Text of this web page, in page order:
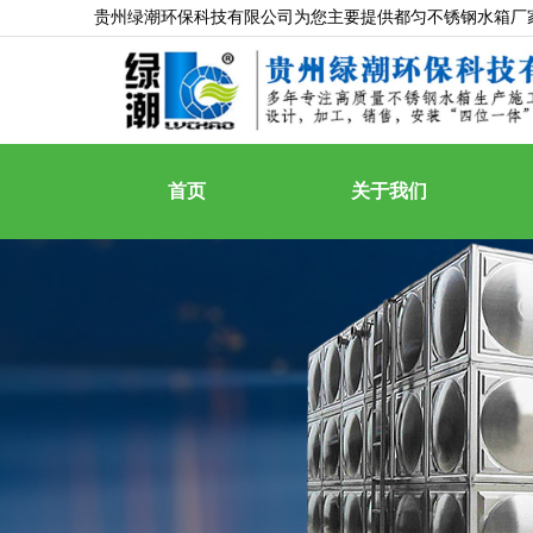
贵州绿潮环保科技有限公司为您主要提供都匀不锈钢水箱厂
首页 关于我们